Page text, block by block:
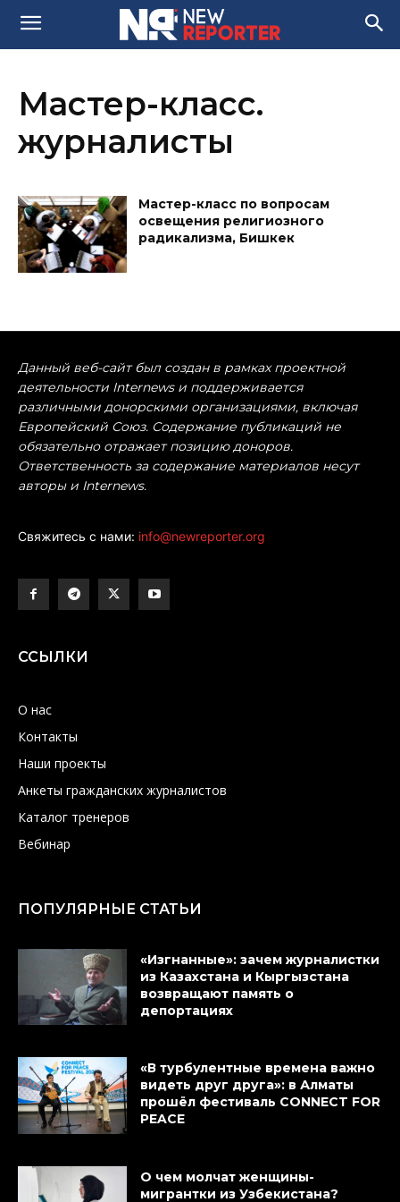
Мастер-класс.
журналисты
Мастер-класс по вопросам
освещения религиозного
радикализма, Бишкек
Данный веб-сайт был создан в рамках проектной
деятельности Internews и поддерживается
различными донорскими организациями, включая
Европейский Союз. Содержание публикаций не
обязательно отражает позицию доноров.
Ответственность за содержание материалов несут
авторы и Internews.
Свяжитесь с нами: info@newreporter.org
ССЫЛКИ
О нас
Контакты
Наши проекты
Анкеты гражданских журналистов
Каталог тренеров
Вебинар
ПОПУЛЯРНЫЕ СТАТЬИ
«Изгнанные»: зачем журналистки
из Казахстана и Кыргызстана
возвращают память о
депортациях
«В турбулентные времена важно
видеть друг друга»: в Алматы
прошёл фестиваль CONNECT FOR
PEACE
О чем молчат женщины-
мигрантки из Узбекистана?